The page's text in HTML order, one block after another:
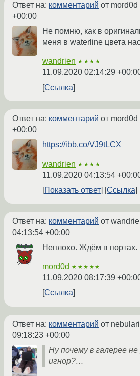
Ответ на: комментарий от mord0d
+00:00
Не помню, как в
меня в waterline цвета
wandrien ★★★★
11.09.2020 02:14:29
Ссылка
Ответ на: комментарий от mord0d
+00:00
https://ibb.co/VJ9tLCX
wandrien ★★★★
11.09.2020 04:13:54
Показать ответ
Ссылка
Ответ на: комментарий от
04:13:54 +00:00
Неплохо. Ждём в портах.
mord0d ★★★★★
11.09.2020 08:17:39
Ссылка
Ответ на: комментарий от
09:18:23 +00:00
Ну почему в галерее
игнор?…